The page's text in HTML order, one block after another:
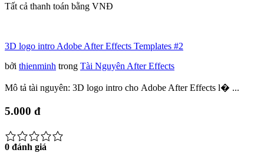
Tất cả thanh toán bằng VNĐ
3D logo intro Adobe After Effects Templates #2
bởi thienminh trong Tài Nguyên After Effects
Mô tả tài nguyên: 3D logo intro cho Adobe After Effects l� ...
5.000 đ
0 đánh giá